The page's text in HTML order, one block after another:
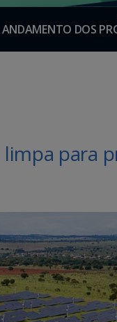
ANDAMENTO DOS
para